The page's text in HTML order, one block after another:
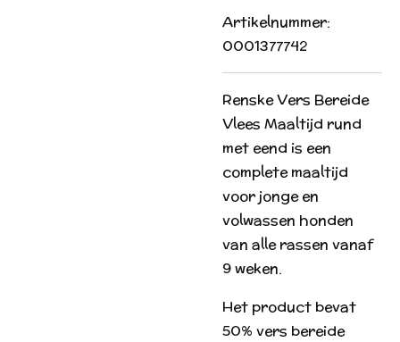
Artikelnummer:
0001377742
Renske Vers Bereide
Vlees Maaltijd rund
met eend is een
complete maaltijd
voor jonge en
volwassen honden
van alle rassen vanaf
9 weken.
Het product bevat
50% vers bereide